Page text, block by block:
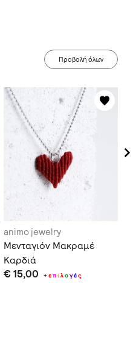
Προβολή όλων
animo jewelry
Μενταγιόν Μακραμέ
Καρδιά
€ 15,00 +επιλογές